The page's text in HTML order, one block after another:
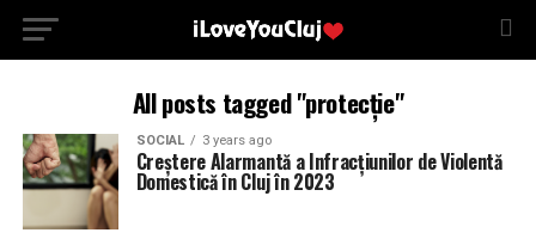
All posts tagged "protecție"
SOCIAL 3 years ago
Creștere Alarmantă a Infracțiunilor de Violentă
Domestică în Cluj în 2023